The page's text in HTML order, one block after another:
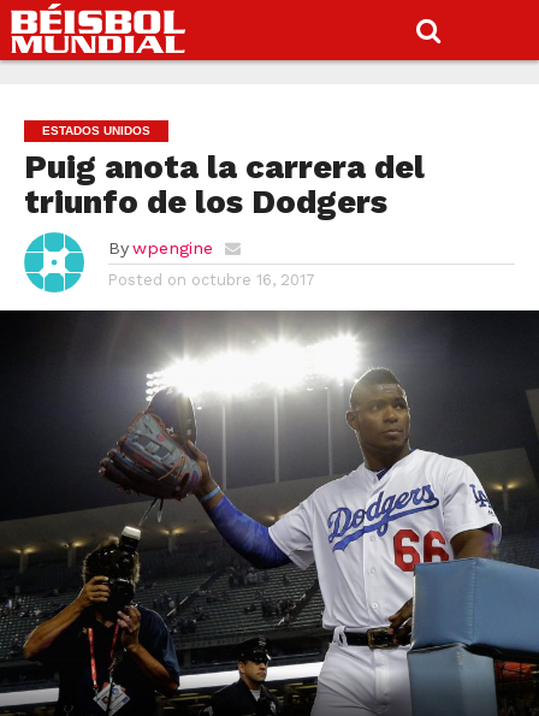
ESTADOS UNIDOS
Puig anota la carrera del
triunfo de los Dodgers
By wpengine
Posted on octubre 16, 2017